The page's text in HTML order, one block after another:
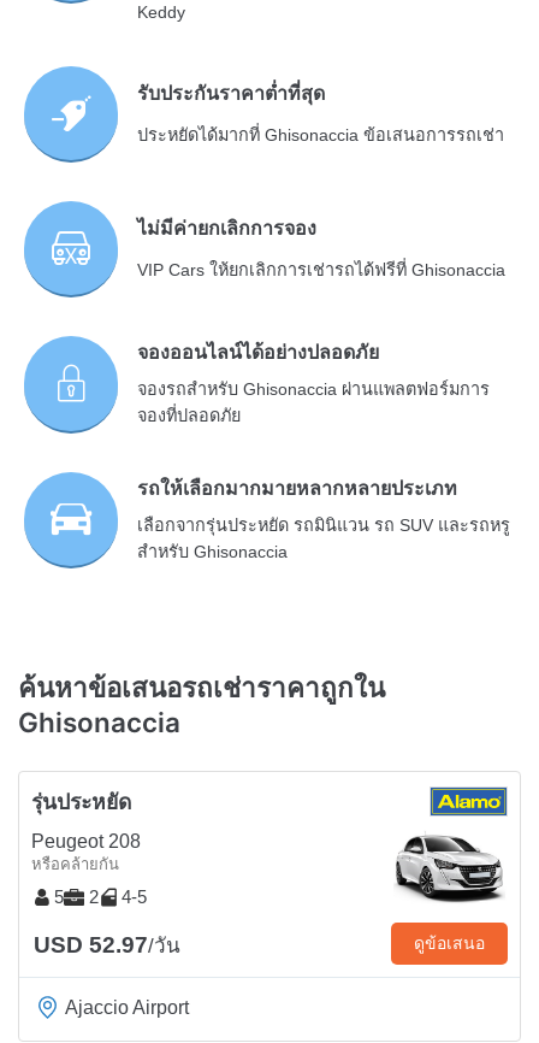
Keddy
รับประกันราคาต่ำที่สุด
ประหยัดได้มากที่ Ghisonaccia ข้อเสนอการรถเช่า
ไม่มีค่ายกเลิกการจอง
VIP Cars ให้ยกเลิกการเช่ารถได้ฟรีที่ Ghisonaccia
จองออนไลน์ได้อย่างปลอดภัย
จองรถสำหรับ Ghisonaccia ผ่านแพลตฟอร์มการ
จองที่ปลอดภัย
รถให้เลือกมากมายหลากหลายประเภท
เลือกจากรุ่นประหยัด รถมินิแวน รถ SUV และรถหรู
สำหรับ Ghisonaccia
ค้นหาข้อเสนอรถเช่าราคาถูกใน
Ghisonaccia
รุ่นประหยัด
Peugeot 208
หรือคล้ายกัน
5 2 4-5
USD 52.97/วัน ดูข้อเสนอ
Ajaccio Airport